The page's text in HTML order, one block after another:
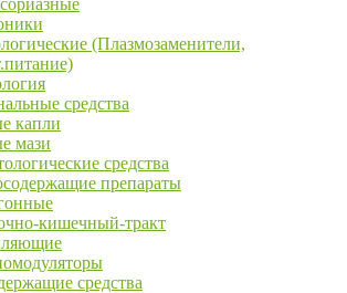
(Плазмозаменители,
средства
капли
мази
средства
препараты
кишечный-тракт
средства